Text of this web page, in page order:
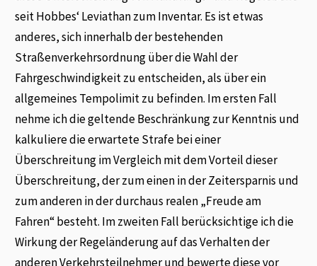
seit Hobbes‘ Leviathan zum Inventar. Es ist etwas
anderes, sich innerhalb der bestehenden
Straßenverkehrsordnung über die Wahl der
Fahrgeschwindigkeit zu entscheiden, als über ein
allgemeines Tempolimit zu befinden. Im ersten Fall
nehme ich die geltende Beschränkung zur Kenntnis und
kalkuliere die erwartete Strafe bei einer
Überschreitung im Vergleich mit dem Vorteil dieser
Überschreitung, der zum einen in der Zeitersparnis und
zum anderen in der durchaus realen „Freude am
Fahren“ besteht. Im zweiten Fall berücksichtige ich die
Wirkung der Regeländerung auf das Verhalten der
anderen Verkehrsteilnehmer und bewerte diese vor